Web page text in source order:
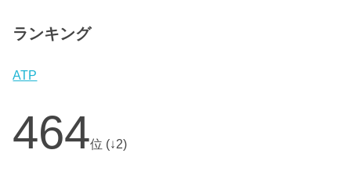
ランキング
ATP
464位 (↓2)